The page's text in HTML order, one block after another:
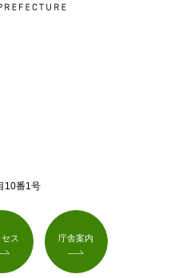
10番1号
ス 庁舎案内